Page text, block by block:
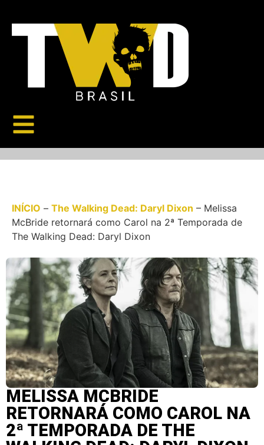
INÍCIO – The Walking Dead: Daryl Dixon – Melissa
McBride retornará como Carol na 2ª Temporada de
The Walking Dead: Daryl Dixon
MELISSA MCBRIDE
RETORNARÁ COMO CAROL NA
2ª TEMPORADA DE THE